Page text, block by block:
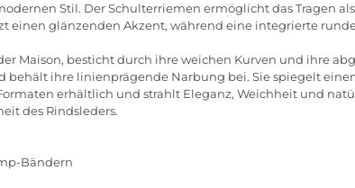
Stil. Der Schulterriemen ermöglicht das Tragen
einen glänzenden Akzent, während eine integrierte
Maison, besticht durch ihre weichen Kurven und ihre
ihre linienprägende Narbung bei. Sie spiegelt
erhältlich und strahlt Eleganz, Weichheit und
des Rindsleders.
Bändern